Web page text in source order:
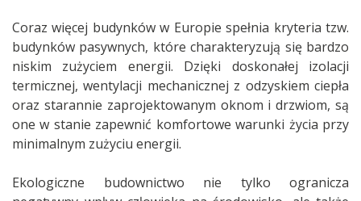
Coraz więcej budynków w Europie spełnia kryteria tzw.
budynków pasywnych, które charakteryzują się bardzo
niskim zużyciem energii. Dzięki doskonałej izolacji
termicznej, wentylacji mechanicznej z odzyskiem ciepła
oraz starannie zaprojektowanym oknom i drzwiom, są
one w stanie zapewnić komfortowe warunki życia przy
minimalnym zużyciu energii.
Ekologiczne budownictwo nie tylko ogranicza